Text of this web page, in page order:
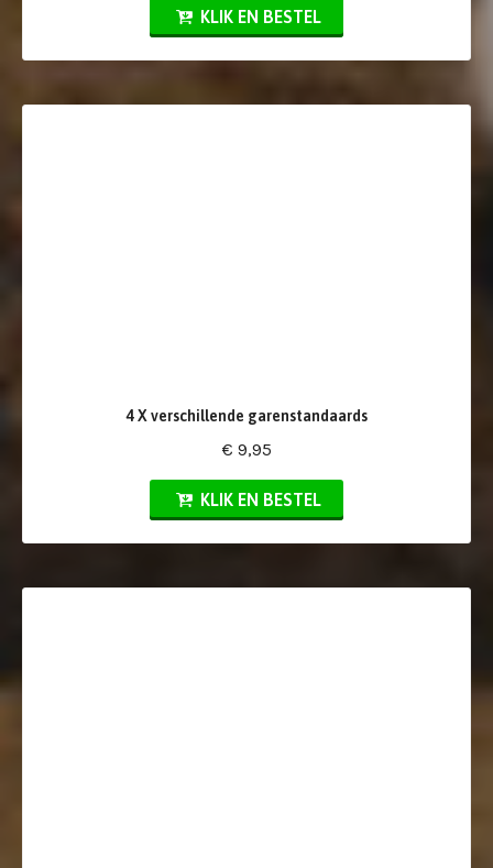
KLIK EN BESTEL
4 X verschillende garenstandaards
€ 9,95
KLIK EN BESTEL